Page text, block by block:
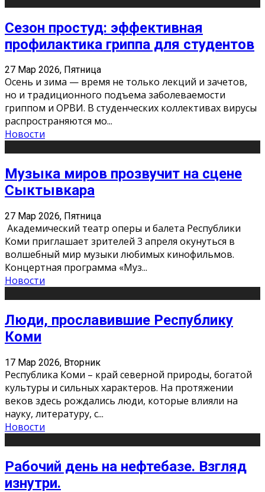
Сезон простуд: эффективная
профилактика гриппа для студентов
27 Мар 2026, Пятница
Осень и зима — время не только лекций и зачетов,
но и традиционного подъема заболеваемости
гриппом и ОРВИ. В студенческих коллективах вирусы
распространяются мо...
Новости
Музыка миров прозвучит на сцене
Сыктывкара
27 Мар 2026, Пятница
Академический театр оперы и балета Республики
Коми приглашает зрителей 3 апреля окунуться в
волшебный мир музыки любимых кинофильмов.
Концертная программа «Муз...
Новости
Люди, прославившие Республику
Коми
17 Мар 2026, Вторник
Республика Коми – край северной природы, богатой
культуры и сильных характеров. На протяжении
веков здесь рождались люди, которые влияли на
науку, литературу, с...
Новости
Рабочий день на нефтебазе. Взгляд
изнутри.